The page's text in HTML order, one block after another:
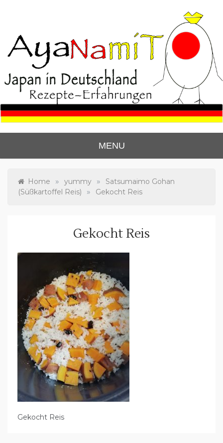
Ayanas Japan Blog
MENU
Home » yummy »
Satsumaimo Gohan
(Süßkartoffel Reis)
» Gekocht Reis
Gekocht Reis
Gekocht Reis